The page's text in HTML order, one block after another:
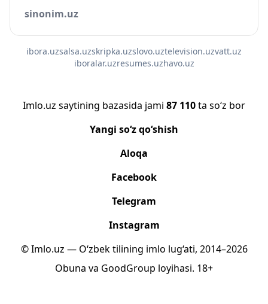
sinonim.uz
ibora.uzsalsa.uzskripka.uzslovo.uztelevision.uzvatt.uz
iboralar.uzresumes.uzhavo.uz
Imlo.uz saytining bazasida jami 87 110ta so‘z bor
Yangi so‘z qo‘shish
Aloqa
Facebook
Telegram
Instagram
© Imlo.uz — O‘zbek tilining imlo lug‘ati, 2014–2026
Obuna va GoodGroup loyihasi. 18+